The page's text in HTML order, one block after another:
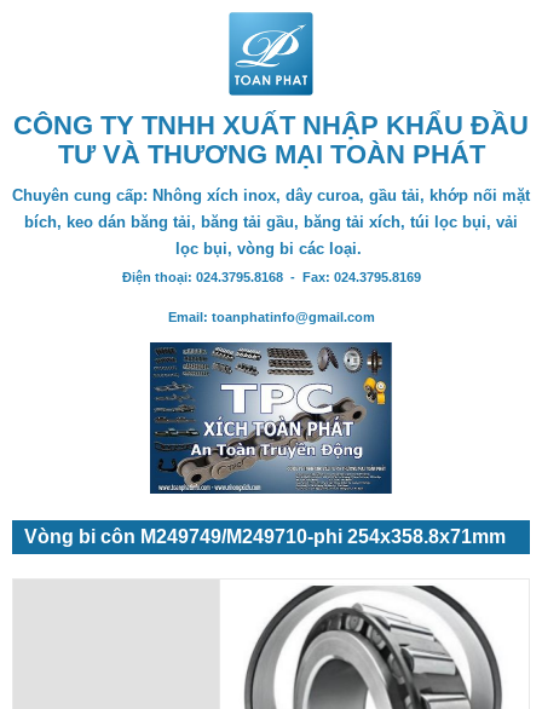
CÔNG TY TNHH XUẤT NHẬP KHẨU ĐẦU
TƯ VÀ THƯƠNG MẠI TOÀN PHÁT
Chuyên cung cấp: Nhông xích inox, dây curoa, gầu tải, khớp nối mặt
bích, keo dán băng tải, băng tải gầu, băng tải xích, túi lọc bụi, vải
lọc bụi, vòng bi các loại.
Điện thoại: 024.3795.8168 - Fax: 024.3795.8169
Email: toanphatinfo@gmail.com
Vòng bi côn M249749/M249710-phi 254x358.8x71mm